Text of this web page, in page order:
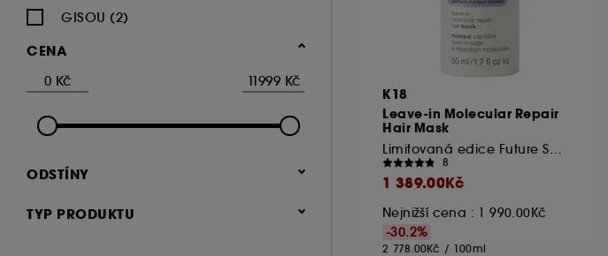
GISOU (2)
GLOV (2)
HAIR RITUEL BY SISLEY (1)
CHRISTOPHE ROBIN (3)
K18 (1)
CENA
ODSTÍNY
TYP PRODUKTU
K18
Leave-in Molecular Repair
Hair Mask
8
1 389.00Kč
Nejnižší cena : 1 990.00Kč
-30.2%
2 778.00Kč / 100ml